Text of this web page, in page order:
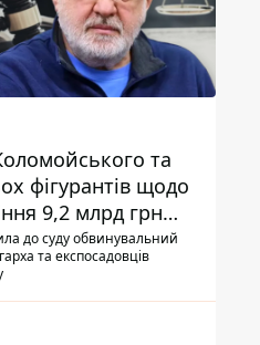
та
фігурантів щодо
9,2 млрд грн
скерували до
до суду обвинувальний
та експосадовців